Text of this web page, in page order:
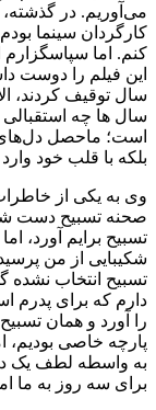
می‌آوریم. در گذشته،
کارگردان سینما
سال توقیف کردند،
سال ها چه
است؛ ماحصل دل‌های
بلکه با قلب خود
وی به یکی از
تسبیح برایم آورد،
شکیبایی از من
تسبیح انتخاب نشده
دارم که برای
را آورد و همان
پارچه خاصی بودیم،
به واسطه لطف یک
برای سه روز به ما